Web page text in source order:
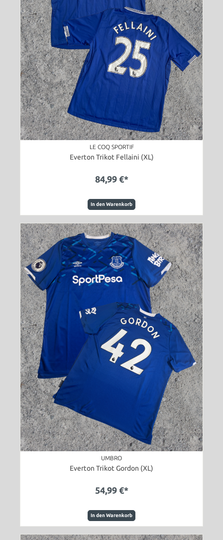
LE COQ SPORTIF
Everton Trikot Fellaini (XL)
84,99 €*
In den Warenkorb
UMBRO
Everton Trikot Gordon (XL)
54,99 €*
In den Warenkorb